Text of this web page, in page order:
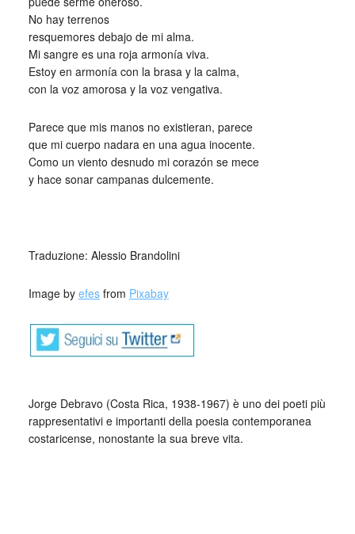
No hay terrenos
resquemores debajo de mi alma.
Mi sangre es una roja armonía viva.
Estoy en armonía con la brasa y la calma,
con la voz amorosa y la voz vengativa.
Parece que mis manos no existieran, parece
que mi cuerpo nadara en una agua inocente.
Como un viento desnudo mi corazón se mece
y hace sonar campanas dulcemente.
Traduzione: Alessio Brandolini
Image by efesfrom Pixabay
Jorge Debravo (Costa Rica, 1938-1967) è uno dei poeti più
rappresentativi e importanti della poesia contemporanea
costaricense, nonostante la sua breve vita.